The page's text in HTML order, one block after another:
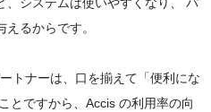
るからです。
トナーは、口を揃えて「便利にな
とですから、Accis の利用率の向